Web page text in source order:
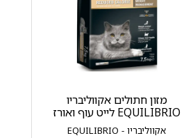
אקווליבריו - EQUILIBRIO
מזון חתולים אקווליבריו
EQUILIBRIO לייט עוף ואורז